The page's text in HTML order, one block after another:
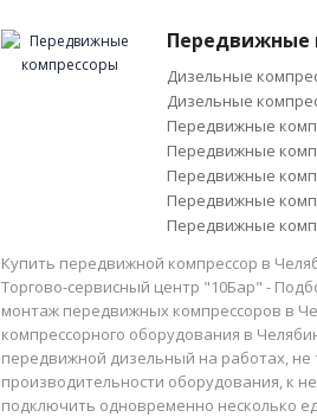
Передвижные
Дизельные
Дизельные
Передвижные
Передвижные
Передвижные
Передвижные
Передвижные
Купить передвижной компрессор в
Торгово-сервисный центр "10Бар" -
монтаж передвижных компрессоров в
компрессорного оборудования в
передвижной дизельный на работах,
производительности оборудования, к
подключить одновременно несколько